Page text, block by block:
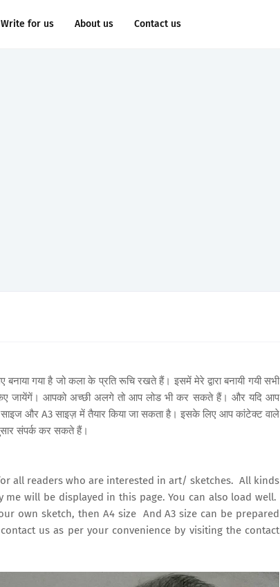
Write for us About us Contact us
गया है जो कला के प्रति रूचि रखते हैं। इसमें मेरे द्वारा बनायी गयी सभी
किए जायेंगें। आपको अच्छी अलगे तो आप लोड भी कर सकते हैं। और यदि आप
साइज और A3 साइज़ में तैयार किया जा सकता है। इसके लिए आप कांटेक्ट वाले
संपर्क कर सकते हैं।
all readers who are interested in art/ sketches. All kinds
me will be displayed in this page. You can also load well.
own sketch, then A4 size And A3 size can be prepared
us as per your convenience by visiting the contact